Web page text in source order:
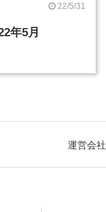
22/5/31
年5月
運営会社